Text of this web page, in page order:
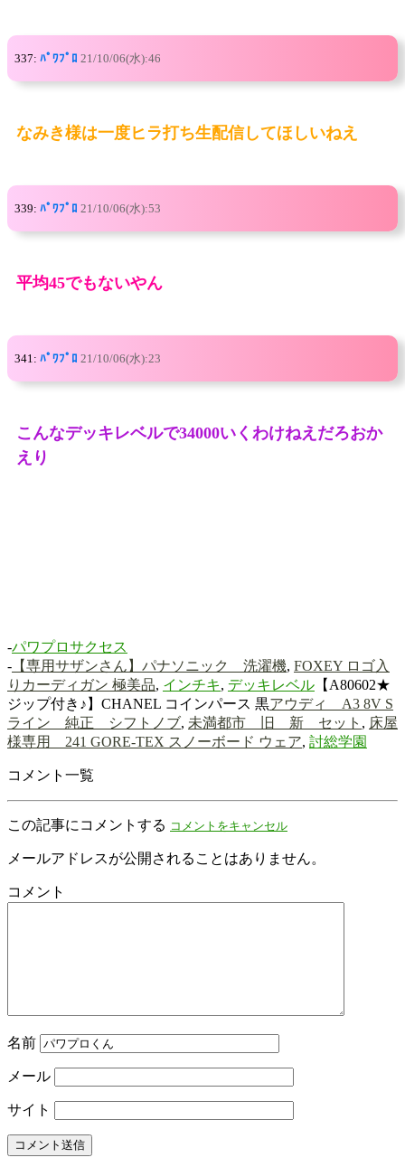
337: ﾊﾟﾜﾌﾟﾛ 21/10/06(水):46
なみき様は一度ヒラ打ち生配信してほしいねえ
339: ﾊﾟﾜﾌﾟﾛ 21/10/06(水):53
平均45でもないやん
341: ﾊﾟﾜﾌﾟﾛ 21/10/06(水):23
こんなデッキレベルで34000いくわけねえだろおか
えり
-パワプロサクセス
- 【専用サザンさん】パナソニック 洗濯機, FOXEY ロゴ入
りカーディガン 極美品, インチキ, デッキレベル 【A80602★
ジップ付き♪】CHANEL コインパース 黒アウディ A3 8V S
ライン 純正 シフトノブ, 未満都市 旧 新 セット , 床屋
様専用 241 GORE-TEX スノーボード ウェア, 討総学園
コメント一覧
この記事にコメントする コメントをキャンセル
メールアドレスが公開されることはありません。
コメント
名前
メール
サイト